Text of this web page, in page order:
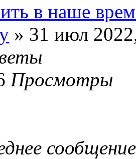
в наше
» 31 июл
Просмотры